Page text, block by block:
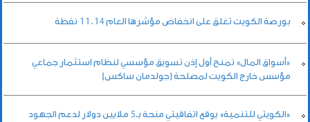
بورصة الكويت تغلق على انخفاض مؤشرها العام 11.14 نقطة
«أسواق المال» تمنح أول إذن تسويق مؤسسي لنظام استثمار جماعي
مؤسس خارج الكويت لمصلحة (جولدمان ساكس)
«الكويتي للتنمية» يوقع اتفاقيتي منحة بـ5 ملايين دولار لدعم الجهود